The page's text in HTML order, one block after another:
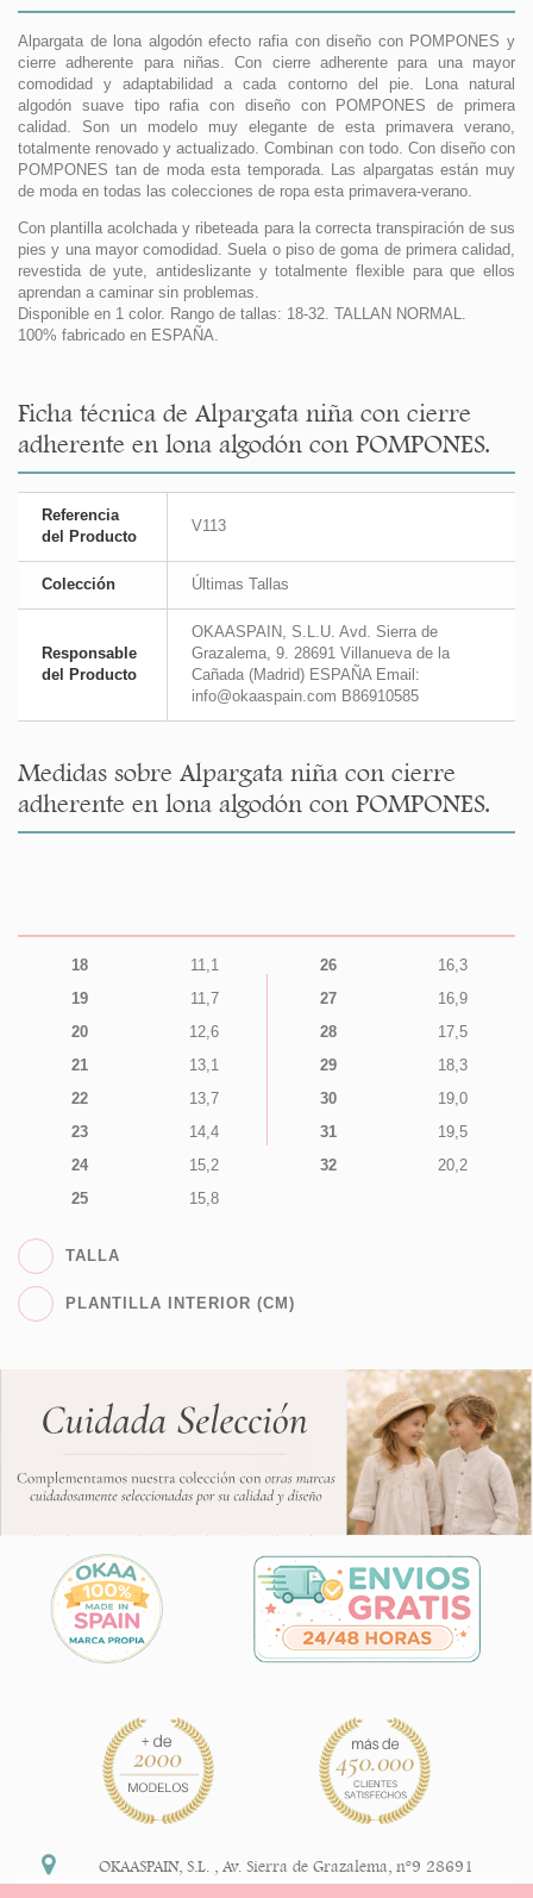
Alpargata de lona algodón efecto rafia con diseño con POMPONES y
cierre adherente para niñas. Con cierre adherente para una mayor
comodidad y adaptabilidad a cada contorno del pie. Lona natural
algodón suave tipo rafia con diseño con POMPONES de primera
calidad. Son un modelo muy elegante de esta primavera verano,
totalmente renovado y actualizado. Combinan con todo. Con diseño con
POMPONES tan de moda esta temporada. Las alpargatas están muy
de moda en todas las colecciones de ropa esta primavera-verano.
Con plantilla acolchada y ribeteada para la correcta transpiración de sus
pies y una mayor comodidad. Suela o piso de goma de primera calidad,
revestida de yute, antideslizante y totalmente flexible para que ellos
aprendan a caminar sin problemas.
Disponible en 1 color. Rango de tallas: 18-32. TALLAN NORMAL.
100% fabricado en ESPAÑA.
Ficha técnica de Alpargata niña con cierre
adherente en lona algodón con POMPONES.
Referencia
del Producto
V113
Colección Últimas Tallas
Responsable
del Producto
OKAASPAIN, S.L.U. Avd. Sierra de
Grazalema, 9. 28691 Villanueva de la
Cañada (Madrid) ESPAÑA Email:
info@okaaspain.com B86910585
Medidas sobre Alpargata niña con cierre
adherente en lona algodón con POMPONES.
18
11,1
19
11,7
20
12,6
21
13,1
22
13,7
23
14,4
24
15,2
25
15,8
26
16,3
27
16,9
28
17,5
29
18,3
30
19,0
31
19,5
32
20,2
TALLA
PLANTILLA INTERIOR (CM)
OKAASPAIN, S.L. ,Av. Sierra de Grazalema, nº9 28691